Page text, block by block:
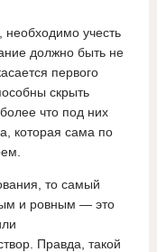
необходимо учесть
должно быть не
первого
скрыть
что под них
которая сама по
то самый
и ровным — это
Правда, такой